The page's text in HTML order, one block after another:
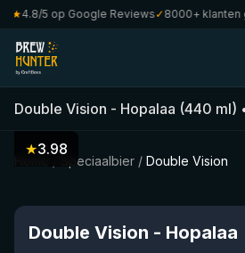
4.8/5 op Google Reviews✓8000+ klanten
Double Vision - Hopalaa (440 ml)
Speciaalbier / Double Vision
★3.98
Double Vision - Hopalaa